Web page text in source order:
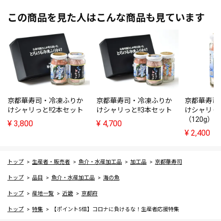
この商品を見た人はこんな商品も見ています
京都華寿司・冷凍ふりか
けシャリっと!!2本セット
¥ 3,800
京都華寿司・冷凍ふりか
けシャリっと!!3本セット
¥ 4,700
京都華寿
けシャリ
（120g）
¥ 2,400
トップ 生産者・販売者 魚介・水産加工品 加工品 京都華寿司
トップ 品目 魚介・水産加工品 海の魚
トップ 産地一覧 近畿 京都府
トップ 特集 【ポイント5倍】コロナに負けるな！生産者応援特集